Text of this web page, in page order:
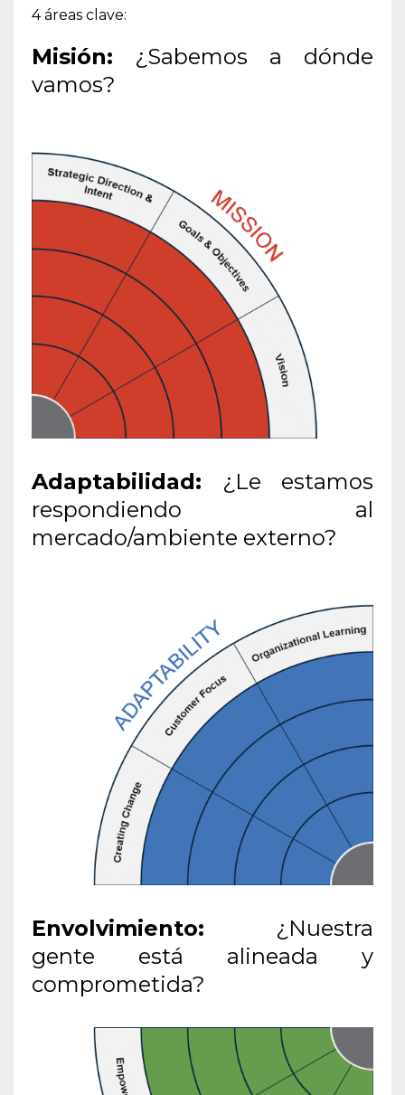
4 áreas clave:
Misión: ¿Sabemos a dónde
vamos?
Adaptabilidad: ¿Le estamos
respondiendo al
mercado/ambiente externo?
Envolvimiento: ¿Nuestra
gente está alineada y
comprometida?